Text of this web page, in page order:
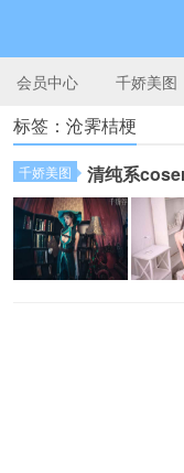
会员中心 千娇美图
标签：沧霁桔梗
千娇美图 清纯系